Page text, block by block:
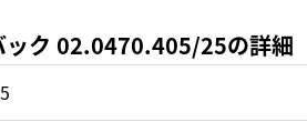
ック 02.0470.405/25の詳細